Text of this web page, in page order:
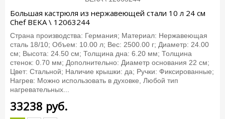
Большая кастрюля из нержавеющей стали 10 л 24 см
Chef BEKA \ 12063244
Страна производства: Германия; Материал: Нержавеющая
сталь 18/10; Объем: 10.00 л; Вес: 2500.00 г; Диаметр: 24.00
см; Высота: 24.50 см; Толщина дна: 6.20 мм; Толщина
стенок: 0.70 мм; Дополнительно: Диаметр основания 22 см;
Цвет: Стальной; Наличие крышки: да; Ручки: Фиксированные;
Нагрев: Можно использовать в духовке, Любой тип
нагревательных...
33238 руб.